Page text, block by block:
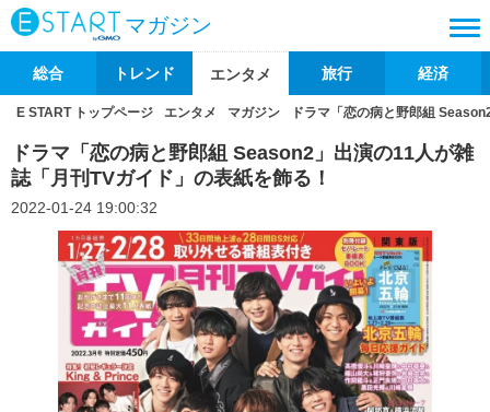
マガジン
総合 トレンド エンタメ 旅行 経済
E START トップページ エンタメ マガジン ドラマ「恋の病と野郎組
ドラマ「恋の病と野郎組 Season2」出演の11人が雑
誌「月刊TVガイド」の表紙を飾る！
2022-01-24 19:00:32